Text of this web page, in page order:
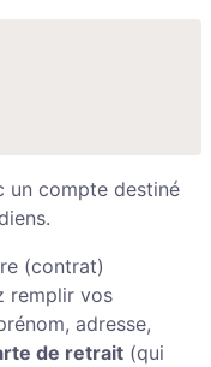
un compte destiné
(contrat)
remplir vos
adresse,
de retrait (qui